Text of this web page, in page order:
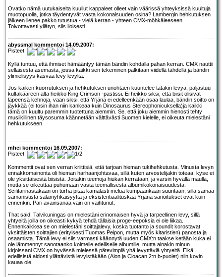
Ovatko nämä uutukaiselta kuullut kappaleet olleet vain väärissä yhteyksissä kuultuja
muotopuolia, jotka täydentyvät vasta kokonaisuuden osina? Lambergin hehkutuksen
jälkeen lienee pakko tutustua - vielä kerran - yhteen CMX-möhkäleeseen.
Toivottavasti yllätyn, siis iloisesti.
abyssmal kommentoi 14.09.2007:
Pisteet:
Kyllä tuntuu, että ihmiset hämääntyy tämän bändin kohdalla pahan kerran. CMX nauttii
sellaisesta asemasta, jossa kaikki sen tekeminen palkitaan viidellä tähdellä ja bändin
ylimielisyys kasvaa levy levyltä.
Jos kaiken kuorrutuksen ja hehkutuksen unohtaen kuuntelee tätäkin levyä, paljastuu
kultakääreen alta heikko King Crimson -pastissi. Ei heikko siksi, että biisit olisivat
läpeensä kehnoja, vaan siksi, että Yrjänä ei edelleenkään osaa laulaa, bändin soitto on
jäykkää (ei tosin ihan niin kankeaa kuin Dinosaurus Stereophonicuksella)ja kaikki
tämä on kuultu paremmin tuotettuna aiemmin. Se, että joku aiemmin hienosti tehty
musiikillinen täysosuma käännetään välttävästi Suomen kielelle, ei oikeuta mielestäni
hehkutukseen.
mhei kommentoi 16.09.2007:
Pisteet:
Kommentit ovat sen verran kriittisiä, että tarjoan hieman tukihehkutusta. Minusta levyn
ennakkomainonta oli hieman harhaanjohtavaa, sillä kuten arvostelijakin toteaa, kyse ei
ole yksittäisestä biisistä. Joitakin teemoja hiukan kerrataan, ja varsin hyvällä maulla,
mutta se oikeuttaa puhumaan vasta teemallisesta albumikokonaisuudesta.
Scifitarinastakaan on turha pitää kamalasti melua kumpaankaan suuntaan, sillä samaa
samanistista salamyhkäisyyttä ja eksistentiaalituskaa Yrjänä sanoitukset ovat kuin
ennenkin. Pari avainsanaa vain on vaihtunut.
That said, Talvikuningas on mielestäni erinomaisen hyvä ja tarpeellinen levy, sillä
yhtyeitä joilla on oikeasti kykyä tehdä tällaisia proge-eepoksia ei ole liikaa.
Ennenkaikkea se on mielestäni soittajalevy, koska tuotanto ja soundit korostavat
yksittäisten soittajien (erityisesti Tuomas Peipon, mutta myös kitaristien) panosta ja
osaamista. Tämä levy ei siis varmasti käännytä uuden CMX:n taakse ketään kuka ei
ole lämmennyt sanotaanko kolmelle edelliselle albumille, mutta ainakin minun
kirjoissani CMX on hyvässä mielessä pätevimpiä yhä levyttäviä yhtyeitä. Eikä
edellisistä aidosti yllättävistä levyistäkään (Aion ja Cloacan 2:n b-puolet) niin kovin
kauaa ole.